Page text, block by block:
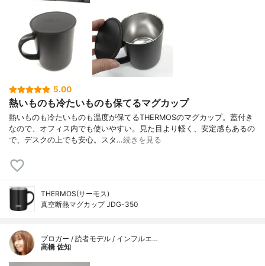
5.00
熱いものも冷たいものも保てるマグカップ
熱いものも冷たいものも温度が保てるTHERMOSのマグカップ。蓋付き
なので、オフィス内でも使いやすい。見た目より軽く、安定感もあるの
で、デスクの上でも安心。スタ…続きを見る
THERMOS(サーモス)
真空断熱マグカップ JDG-350
ブロガー / 読者モデル / インフルエ…
高橋 佐知